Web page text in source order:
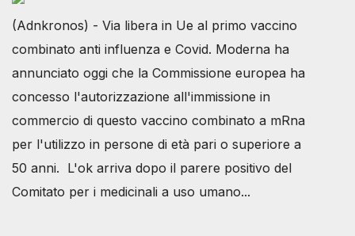
(Adnkronos) - Via libera in Ue al primo vaccino
combinato anti influenza e Covid. Moderna ha
annunciato oggi che la Commissione europea ha
concesso l'autorizzazione all'immissione in
commercio di questo vaccino combinato a mRna
per l'utilizzo in persone di età pari o superiore a
50 anni. L'ok arriva dopo il parere positivo del
Comitato per i medicinali a uso umano...